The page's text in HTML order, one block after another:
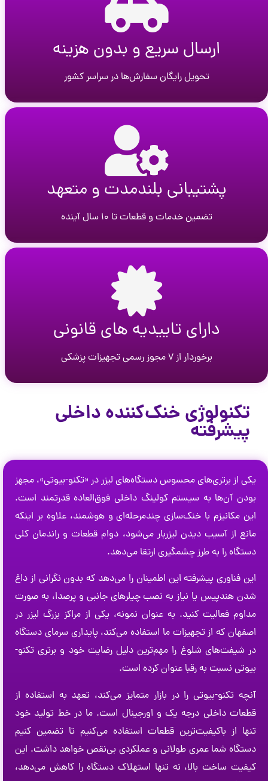
ارسال سریع و بدون هزینه
تحویل رایگان سفارش‌ها در سراسر کشور
پشتیبانی بلندمدت و متعهد
تضمین خدمات و قطعات تا ۱۰ سال آینده
دارای تاییدیه‌ های قانونی
برخوردار از ۷ مجوز رسمی تجهیزات پزشکی
تکنولوژی خنک‌کننده داخلی
پیشرفته
یکی از برتری‌های محسوس دستگاه‌های لیزر در «تکنو-بیوتی»، مجهز
بودن آن‌ها به سیستم کولینگ داخلی فوق‌العاده قدرتمند است.
این مکانیزم با خنک‌سازی چندمرحله‌ای و هوشمند، علاوه بر اینکه
مانع از آسیب دیدن لیزربار می‌شود، دوام قطعات و راندمان کلی
دستگاه را به طرز چشمگیری ارتقا می‌دهد.
این فناوری پیشرفته این اطمینان را می‌دهد که بدون نگرانی از داغ
شدن هندپیس یا نیاز به نصب چیلرهای جانبی و پرصدا، به صورت
مداوم فعالیت کنید. به عنوان نمونه، یکی از مراکز بزرگ لیزر در
اصفهان که از تجهیزات ما استفاده می‌کند، پایداری سرمای دستگاه
در شیفت‌های شلوغ را مهم‌ترین دلیل رضایت خود و برتری تکنو-
بیوتی نسبت به رقبا عنوان کرده است.
آنچه تکنو-بیوتی را در بازار متمایز می‌کند، تعهد به استفاده از
قطعات داخلی درجه یک و اورجینال است. ما در خط تولید خود
تنها از باکیفیت‌ترین قطعات استفاده می‌کنیم تا تضمین کنیم
دستگاه شما عمری طولانی و عملکردی بی‌نقص خواهد داشت. این
کیفیت ساخت بالا، نه تنها استهلاک دستگاه را کاهش می‌دهد،